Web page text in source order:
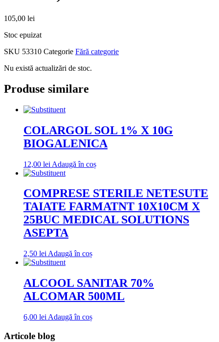
105,00 lei
Stoc epuizat
SKU 53310 Categorie Fără categorie
Nu există actualizări de stoc.
Produse similare
COLARGOL SOL 1% X 10G
BIOGALENICA
12,00 lei Adaugă în coș
COMPRESE STERILE NETESUTE
TAIATE FARMATNT 10X10CM X
25BUC MEDICAL SOLUTIONS
ASEPTA
2,50 lei Adaugă în coș
ALCOOL SANITAR 70%
ALCOMAR 500ML
6,00 lei Adaugă în coș
Articole blog